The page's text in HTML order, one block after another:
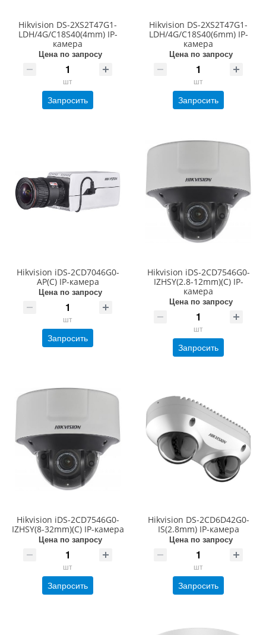
Hikvision DS-2XS2T47G1-
LDH/4G/C18S40(4mm) IP-
камера
Цена по запросу
шт
Запросить
Hikvision DS-2XS2T47G1-
LDH/4G/C18S40(6mm) IP-
камера
Цена по запросу
шт
Запросить
Hikvision iDS-2CD7046G0-
AP(C) IP-камера
Цена по запросу
шт
Запросить
Hikvision iDS-2CD7546G0-
IZHSY(2.8-12mm)(C) IP-
камера
Цена по запросу
шт
Запросить
Hikvision iDS-2CD7546G0-
IZHSY(8-32mm)(C) IP-камера
Цена по запросу
шт
Запросить
Hikvision DS-2CD6D42G0-
IS(2.8mm) IP-камера
Цена по запросу
шт
Запросить